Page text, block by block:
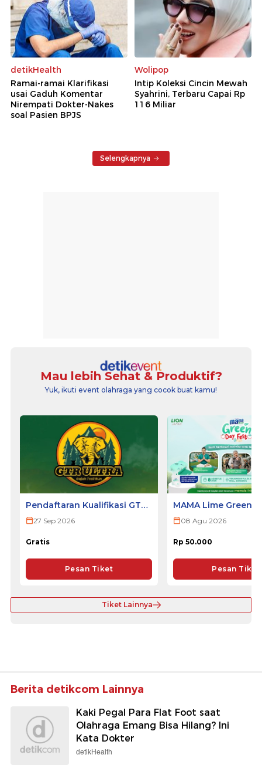
detikHealth
Ramai-ramai Klarifikasi
usai Gaduh Komentar
Nirempati Dokter-Nakes
soal Pasien BPJS
Wolipop
Intip Koleksi Cincin Mewah
Syahrini, Terbaru Capai Rp
116 Miliar
Selengkapnya
Mau lebih Sehat & Produktif?
Yuk, ikuti event olahraga yang cocok buat kamu!
Pendaftaran Kualifikasi GTR
ULTRA 2026
27 Sep 2026
Gratis
Pesan Tiket
MAMA Lime Green
2026 - SURABAYA
08 Agu 2026
Rp 50.000
Pesan Tiket
Tiket Lainnya
Berita detikcom Lainnya
Kaki Pegal Para Flat Foot saat
Olahraga Emang Bisa Hilang? Ini
Kata Dokter
detikHealth